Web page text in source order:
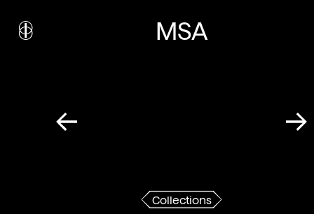
i
ulturel
MSA
Collections